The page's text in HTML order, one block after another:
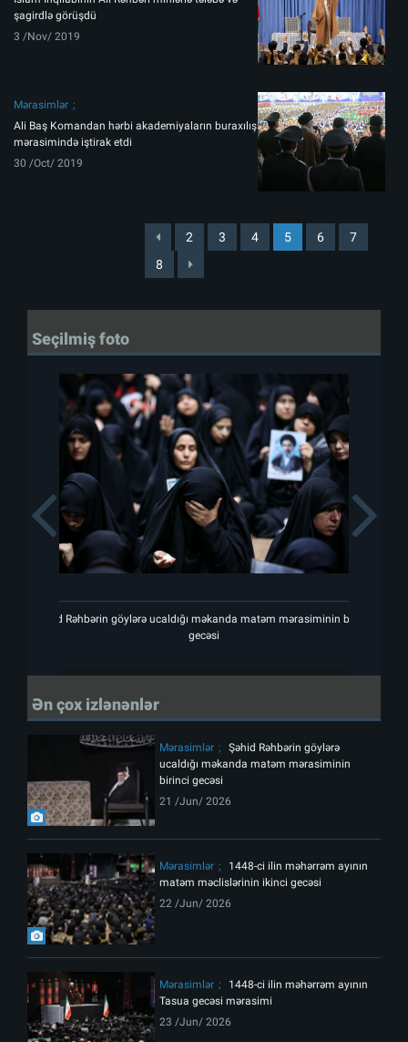
şagirdlə görüşdü
3 /Nov/ 2019
Mərasimlər
Ali Baş Komandan hərbi akademiyaların buraxılış
mərasimində iştirak etdi
30 /Oct/ 2019
2 3 4 5 6
7
8
Seçilmiş foto
Şəhid Rəhbərin göylərə ucaldığı məkanda matəm mərasiminin birinci
gecəsi
Previous
Ən çox izlənənlər
Mərasimlər
Şəhid Rəhbərin göylərə
ucaldığı məkanda matəm mərasiminin
birinci gecəsi
21 /Jun/ 2026
Mərasimlər
1448-ci ilin məhərrəm ayının
matəm məclislərinin ikinci gecəsi
22 /Jun/ 2026
Mərasimlər
1448-ci ilin məhərrəm ayının
Tasua gecəsi mərasimi
23 /Jun/ 2026